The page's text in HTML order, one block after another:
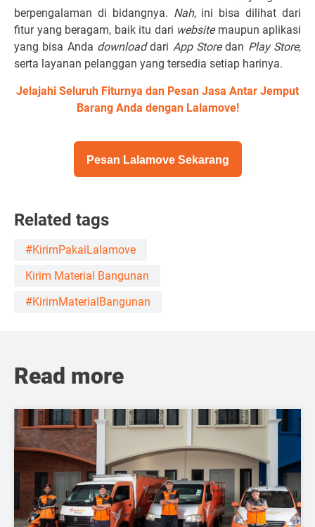
berpengalaman di bidangnya. Nah, ini bisa dilihat dari
fitur yang beragam, baik itu dari website maupun aplikasi
yang bisa Anda downloaddari App Storedan Play Store,
serta layanan pelanggan yang tersedia setiap harinya.
Jelajahi Seluruh Fiturnya dan Pesan Jasa Antar Jemput
BarangAnda dengan Lalamove!
Pesan Lalamove Sekarang
Related tags
#KirimPakaiLalamove
Kirim Material Bangunan
#KirimMaterialBangunan
Read more